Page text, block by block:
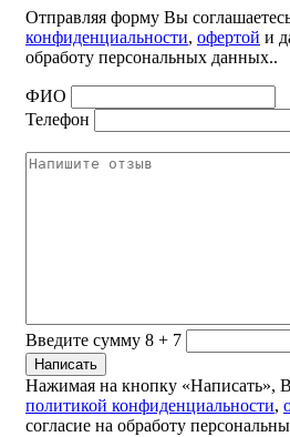
Отправляя форму Вы
конфиденциальности, офертой и
обработу персональных данных..
ФИО
Телефон
Введите сумму 8 + 7
Нажимая на кнопку «Написать»,
политикой конфиденциальности,
согласие на обработу